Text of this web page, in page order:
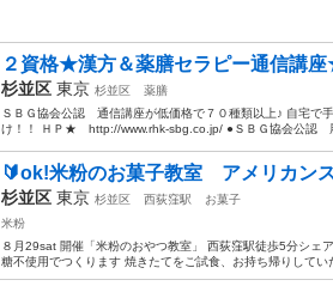
２資格★漢方＆薬膳セラピー通信講
杉並区 東京 杉並区
薬膳
ＳＢＧ協会公認 通信講座が低価格で７０種類以上♪ 自宅で
け！！ ＨＰ★ http://www.rhk-sbg.co.jp/ ●ＳＢＧ協会公認
🔰ok!米粉のお菓子教室 アメリカン
杉並区 東京 杉並区 西荻窪駅
お菓子
米粉
８月29sat 開催「米粉のおやつ教室」 西荻窪駅徒歩5分シ
糖不使用でつくります 焼きたてをご試食、お持ち帰りして